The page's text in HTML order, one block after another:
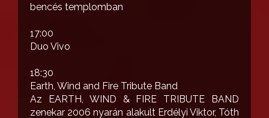
bencés templomban
17:00
Duo Vivo
18:30
Earth, Wind and Fire Tribute Band
Az EARTH, WIND & FIRE TRIBUTE BAND
zenekar 2006 nyarán alakult Erdélyi Viktor, Tóth